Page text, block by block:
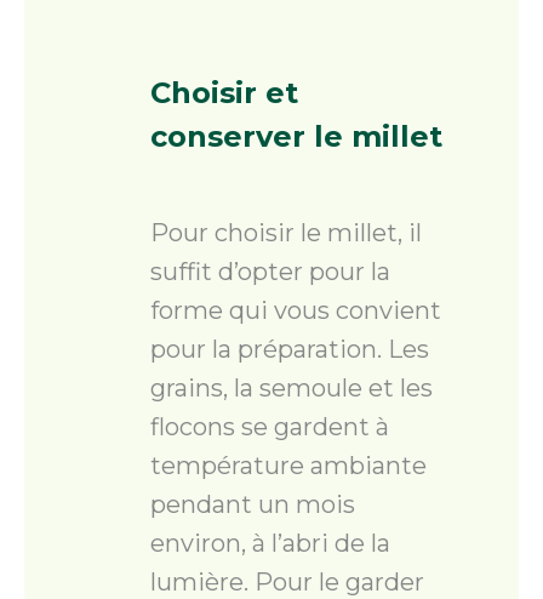
Choisir et
conserver le millet
Pour choisir le millet, il
suffit d’opter pour la
forme qui vous convient
pour la préparation. Les
grains, la semoule et les
flocons se gardent à
température ambiante
pendant un mois
environ, à l’abri de la
lumière. Pour le garder